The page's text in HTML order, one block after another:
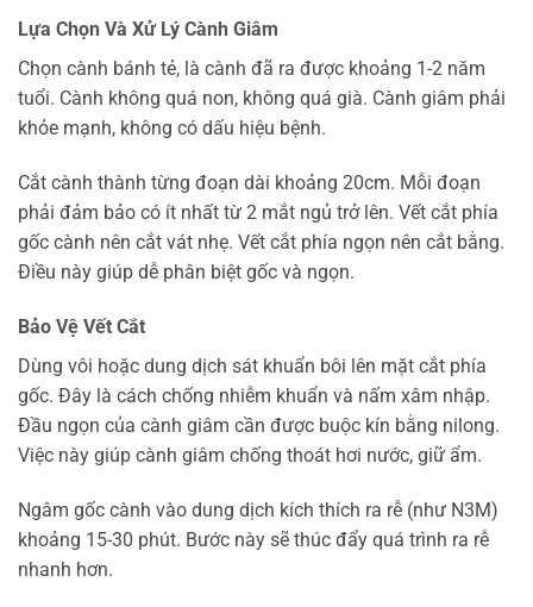
Lựa Chọn Và Xử Lý Cành Giâm
Chọn cành bánh tẻ, là cành đã ra được khoảng 1-2 năm
tuổi. Cành không quá non, không quá già. Cành giâm phải
khỏe mạnh, không có dấu hiệu bệnh.
Cắt cành thành từng đoạn dài khoảng 20cm. Mỗi đoạn
phải đảm bảo có ít nhất từ 2 mắt ngủ trở lên. Vết cắt phía
gốc cành nên cắt vát nhẹ. Vết cắt phía ngọn nên cắt bằng.
Điều này giúp dễ phân biệt gốc và ngọn.
Bảo Vệ Vết Cắt
Dùng vôi hoặc dung dịch sát khuẩn bôi lên mặt cắt phía
gốc. Đây là cách chống nhiễm khuẩn và nấm xâm nhập.
Đầu ngọn của cành giâm cần được buộc kín bằng nilong.
Việc này giúp cành giâm chống thoát hơi nước, giữ ẩm.
Ngâm gốc cành vào dung dịch kích thích ra rễ (như N3M)
khoảng 15-30 phút. Bước này sẽ thúc đẩy quá trình ra rễ
nhanh hơn.